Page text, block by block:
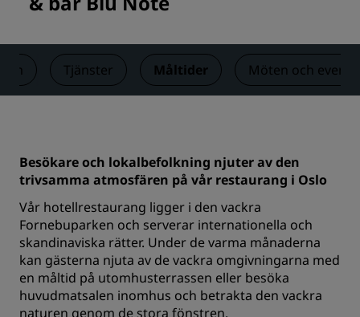
Tjänster Måltider Möten och
Besökare och lokalbefolkning njuter av den
trivsamma atmosfären på vår restaurang i Oslo
Vår hotellrestaurang ligger i den vackra
Fornebuparken och serverar internationella och
skandinaviska rätter. Under de varma månaderna
kan gästerna njuta av de vackra omgivningarna med
en måltid på utomhusterrassen eller besöka
huvudmatsalen inomhus och betrakta den vackra
naturen genom de stora fönstren.